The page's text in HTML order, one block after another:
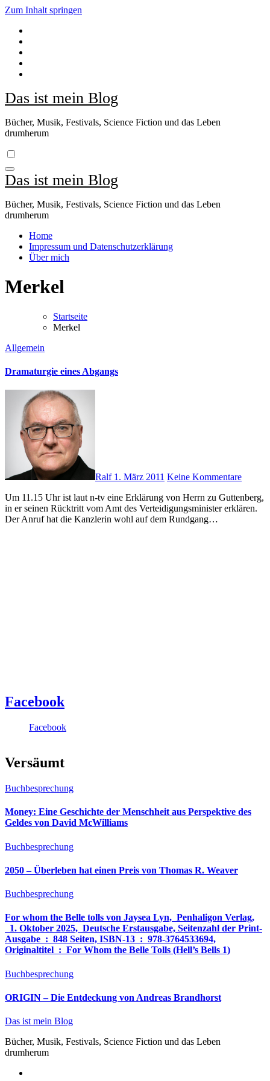
Zum Inhalt springen
Das ist mein Blog
Bücher, Musik, Festivals, Science Fiction und das Leben
drumherum
Das ist mein Blog
Bücher, Musik, Festivals, Science Fiction und das Leben
drumherum
Home
Impressum und Datenschutzerklärung
Über mich
Merkel
Startseite
Merkel
Allgemein
Dramaturgie eines Abgangs
Ralf 1. März 2011 Keine Kommentare
Um 11.15 Uhr ist laut n-tv eine Erklärung von Herrn zu Guttenberg,
in er seinen Rücktritt vom Amt des Verteidigungsminister erklären.
Der Anruf hat die Kanzlerin wohl auf dem Rundgang…
Facebook
Facebook
Versäumt
Buchbesprechung
Money: Eine Geschichte der Menschheit aus Perspektive des
Geldes von David McWilliams
Buchbesprechung
2050 – Überleben hat einen Preis von Thomas R. Weaver
Buchbesprechung
For whom the Belle tolls von Jaysea Lyn, ‎ Penhaligon Verlag,
‎ 1. Oktober 2025, ‎ Deutsche Erstausgabe, Seitenzahl der Print-
Ausgabe ‏ : ‎ 848 Seiten, ISBN-13 ‏ : ‎ 978-3764533694,
Originaltitel ‏ : ‎ For Whom the Belle Tolls (Hell’s Bells 1)
Buchbesprechung
ORIGIN – Die Entdeckung von Andreas Brandhorst
Das ist mein Blog
Bücher, Musik, Festivals, Science Fiction und das Leben
drumherum